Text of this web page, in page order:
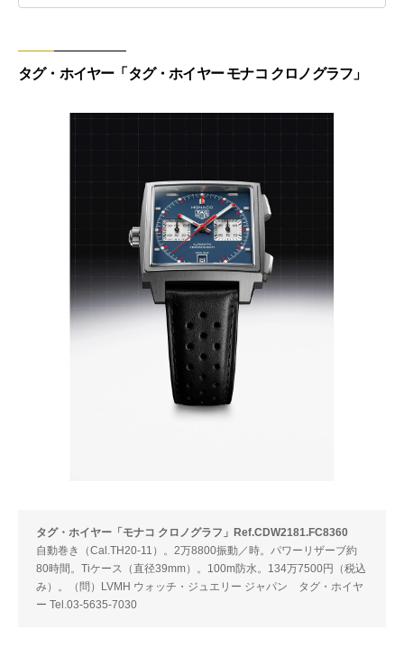
タグ・ホイヤー「タグ・ホイヤー モナコ クロノグラフ」
タグ・ホイヤー「モナコ クロノグラフ」Ref.CDW2181.FC8360
自動巻き（Cal.TH20-11）。2万8800振動／時。パワーリザーブ約
80時間。Tiケース（直径39mm）。100m防水。134万7500円（税込
み）。（問）LVMH ウォッチ・ジュエリー ジャパン タグ・ホイヤ
ー Tel.03-5635-7030